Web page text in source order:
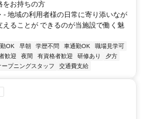
お持ちの方
- 地域の利用者様の日常に寄り添いなが
えることが できるのが当施設で働く魅
OK 早朝 学歴不問 車通勤OK
職場見学可
歓迎 夜間 有資格者歓迎 研修あり
夕方
ープニングスタッフ 交通費支給